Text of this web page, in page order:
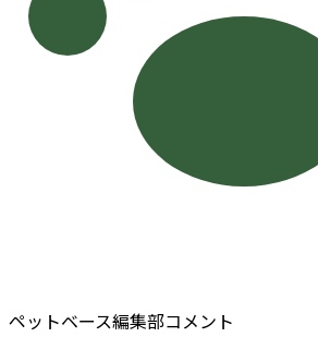
ペットベース編集部コメント